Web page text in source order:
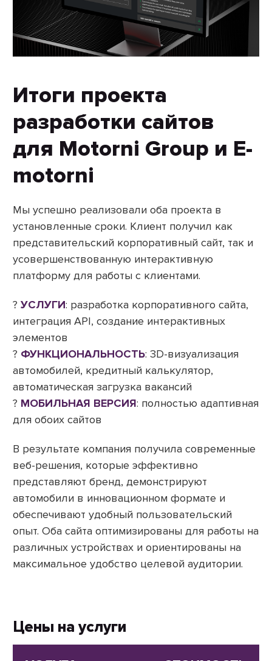
Итоги проекта
разработки сайтов
для Motorni Group и E-
motorni
Мы успешно реализовали оба проекта в
установленные сроки. Клиент получил как
представительский корпоративный сайт, так и
усовершенствованную интерактивную
платформу для работы с клиентами.
? УСЛУГИ: разработка корпоративного сайта,
интеграция API, создание интерактивных
элементов
? ФУНКЦИОНАЛЬНОСТЬ: 3D-визуализация
автомобилей, кредитный калькулятор,
автоматическая загрузка вакансий
? МОБИЛЬНАЯ ВЕРСИЯ: полностью адаптивная
для обоих сайтов
В результате компания получила современные
веб-решения, которые эффективно
представляют бренд, демонстрируют
автомобили в инновационном формате и
обеспечивают удобный пользовательский
опыт. Оба сайта оптимизированы для работы на
различных устройствах и ориентированы на
максимальное удобство целевой аудитории.
Цены на услуги